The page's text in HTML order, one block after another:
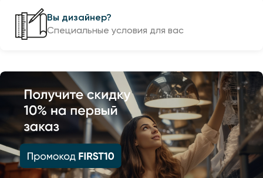
Вы дизайнер?
Специальные условия для вас